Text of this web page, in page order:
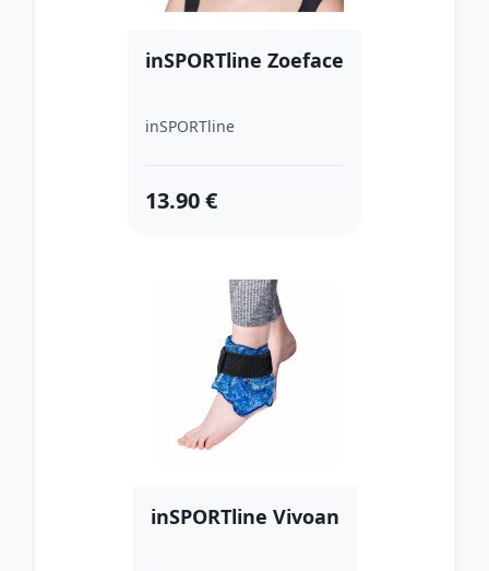
inSPORTline Zoeface
inSPORTline
13.90 €
inSPORTline Vivoan